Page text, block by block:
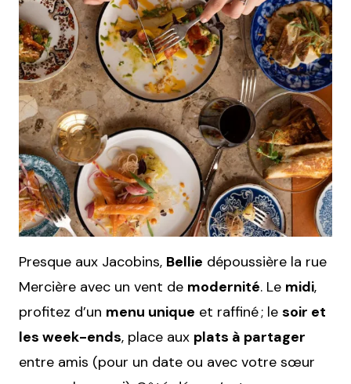
Presque aux Jacobins, Bellie dépoussière la rue
Mercière avec un vent de modernité. Le midi,
profitez d’un menu unique et raffiné ; le soir et
les week-ends, place aux plats à partager
entre amis (pour un date ou avec votre sœur